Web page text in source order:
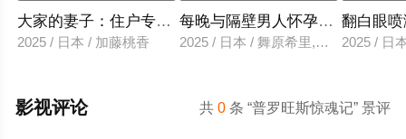
大家的妻子：住户专用洞口
2025 / 日本 / 加藤桃香
每晚与隔壁男人怀孕性爱
2025 / 日本 / 舞原希里,佐川金二
翻白眼
2025 / 日
共0 条 “普罗旺斯惊魂记” 景评
影视评论